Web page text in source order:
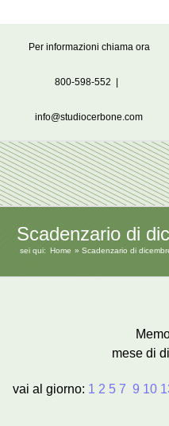
Per informazioni chiama ora
800-598-552
info@studiocerbone.com
Scadenzario di
sei qui: Home Scadenzario di
mese di
vai al giorno: 1 2 5 7 9 10